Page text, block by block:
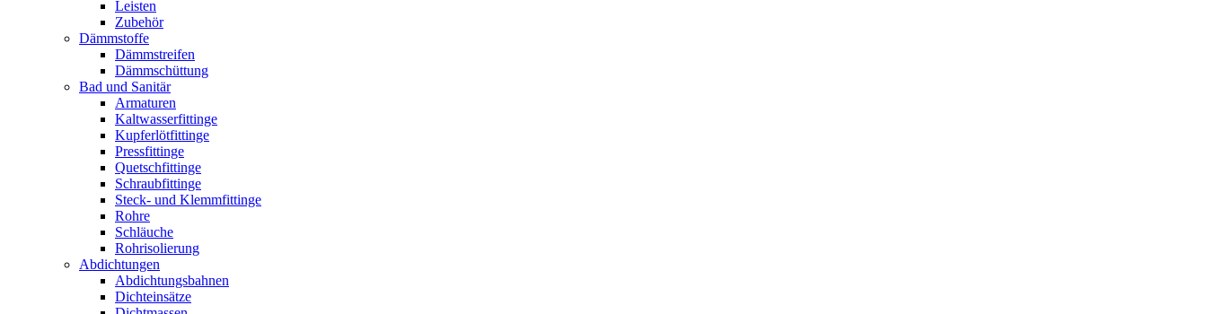
Leisten
Zubehör
Dämmstoffe
Dämmstreifen
Dämmschüttung
Bad und Sanitär
Armaturen
Kaltwasserfittinge
Kupferlötfittinge
Pressfittinge
Quetschfittinge
Schraubfittinge
Steck- und Klemmfittinge
Rohre
Schläuche
Rohrisolierung
Abdichtungen
Abdichtungsbahnen
Dichteinsätze